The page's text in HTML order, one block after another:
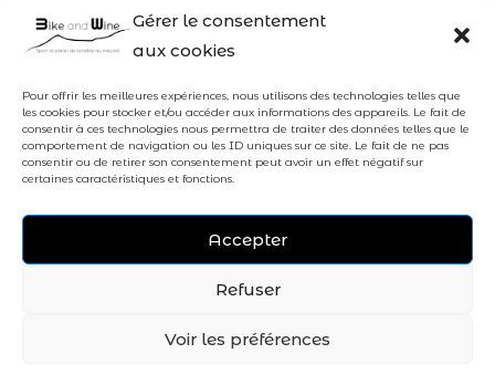
Gérer le consentement
aux cookies
Pour offrir les meilleures expériences, nous utilisons des technologies telles que
les cookies pour stocker et/ou accéder aux informations des appareils. Le fait de
consentir à ces technologies nous permettra de traiter des données telles que le
comportement de navigation ou les ID uniques sur ce site. Le fait de ne pas
consentir ou de retirer son consentement peut avoir un effet négatif sur
certaines caractéristiques et fonctions.
Accepter
Refuser
Voir les préférences
4130 ESNEUX
Contact
Alexandre Schmitz
+32 (0) 498.93.67.21